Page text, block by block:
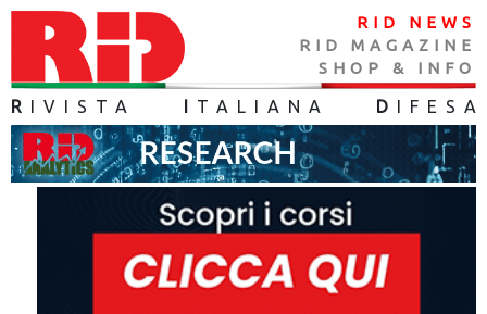
RID NEWS
RID MAGAZINE
SHOP & INFO
R IVISTA TALIANA D IFES A